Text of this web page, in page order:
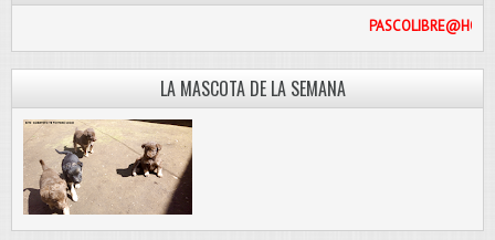
LA MASCOTA DE LA SEMANA